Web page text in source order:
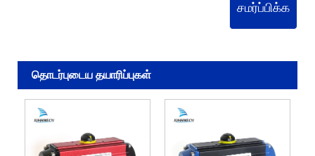
சமர்ப்பிக்க
தொடர்புடைய தயாரிப்புகள்